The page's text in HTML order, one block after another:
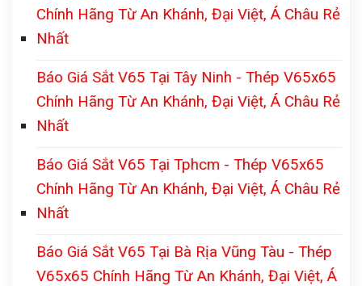
Chính Hãng Từ An Khánh, Đại Việt, Á Châu Rẻ
Nhất
Báo Giá Sắt V65 Tại Tây Ninh - Thép V65x65
Chính Hãng Từ An Khánh, Đại Việt, Á Châu Rẻ
Nhất
Báo Giá Sắt V65 Tại Tphcm - Thép V65x65
Chính Hãng Từ An Khánh, Đại Việt, Á Châu Rẻ
Nhất
Báo Giá Sắt V65 Tại Bà Rịa Vũng Tàu - Thép
V65x65 Chính Hãng Từ An Khánh, Đại Việt, Á